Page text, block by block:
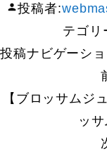
投稿者:
テゴリ
投稿ナビゲーシ
【ブロッサムジ
ッ